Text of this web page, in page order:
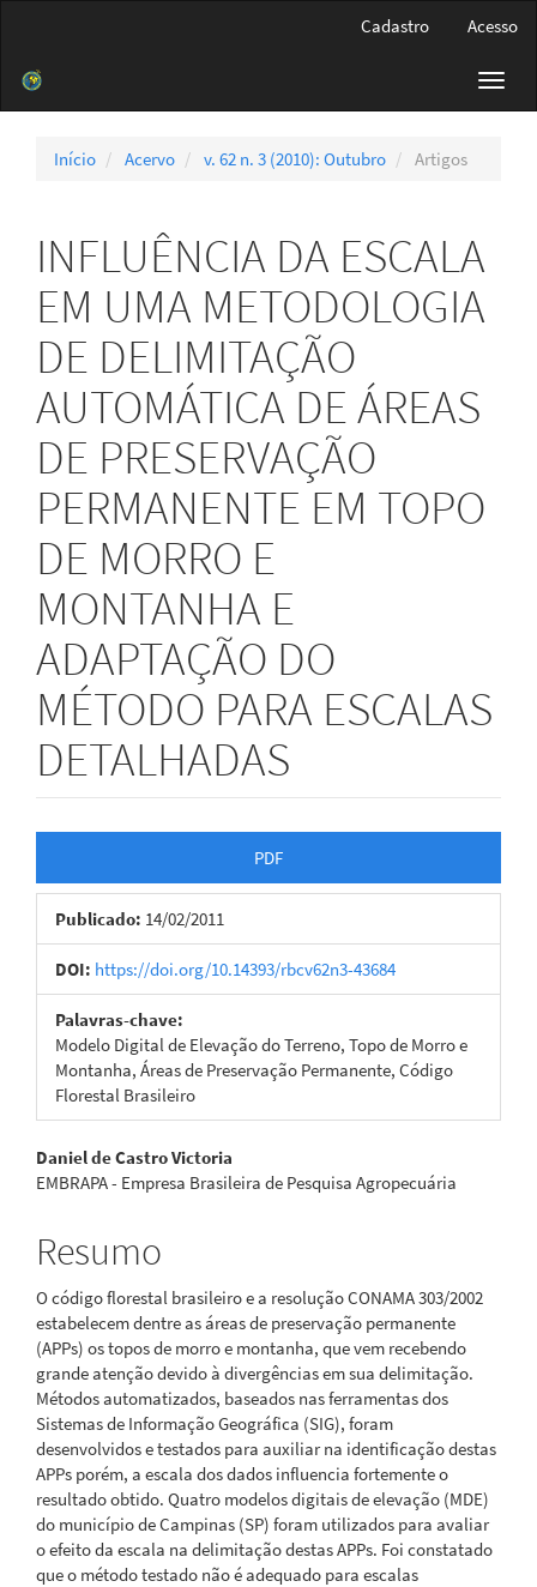
Barra
Cadastro Acesso
Início Acervo v. 62 n. 3 (2010): Outubro Artigos
INFLUÊNCIA DA ESCALA
EM UMA METODOLOGIA
DE DELIMITAÇÃO
AUTOMÁTICA DE ÁREAS
DE PRESERVAÇÃO
PERMANENTE EM TOPO
DE MORRO E
MONTANHA E
ADAPTAÇÃO DO
MÉTODO PARA ESCALAS
DETALHADAS
lateral
de
artigos
PDF
Publicado: 14/02/2011
DOI: https://doi.org/10.14393/rbcv62n3-43684
Palavras-chave:
Modelo Digital de Elevação do Terreno, Topo de Morro e
Montanha, Áreas de Preservação Permanente, Código
Florestal Brasileiro
Conteúdo
do
artigo
principal
Daniel de Castro Victoria
EMBRAPA - Empresa Brasileira de Pesquisa Agropecuária
Resumo
O código florestal brasileiro e a resolução CONAMA 303/2002
estabelecem dentre as áreas de preservação permanente
(APPs) os topos de morro e montanha, que vem recebendo
grande atenção devido à divergências em sua delimitação.
Métodos automatizados, baseados nas ferramentas dos
Sistemas de Informação Geográfica (SIG), foram
desenvolvidos e testados para auxiliar na identificação destas
APPs porém, a escala dos dados influencia fortemente o
resultado obtido. Quatro modelos digitais de elevação (MDE)
do município de Campinas (SP) foram utilizados para avaliar
o efeito da escala na delimitação destas APPs. Foi constatado
que o método testado não é adequado para escalas